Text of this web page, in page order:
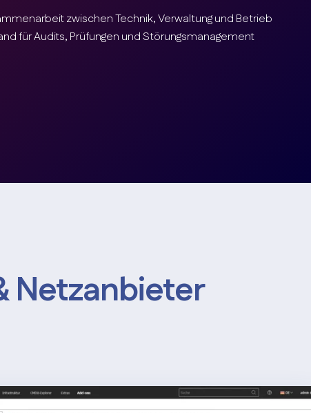
zwischen Technik, Verwaltung und Betrieb
für Audits, Prüfungen und Störungsmanagement
Netzanbieter